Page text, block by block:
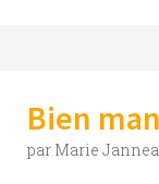
Bien
par Marie